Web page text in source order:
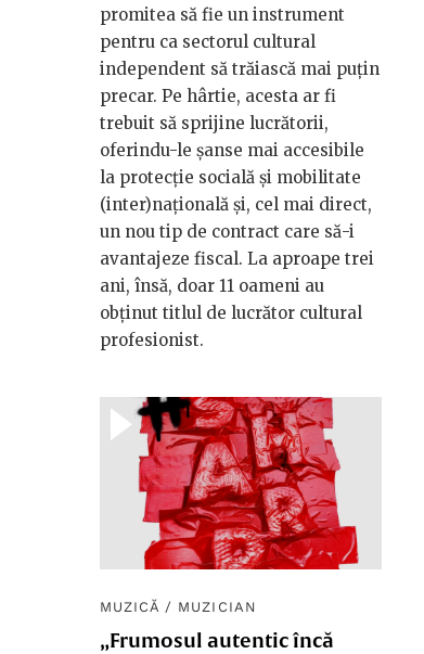
promitea să fie un instrument
pentru ca sectorul cultural
independent să trăiască mai puțin
precar. Pe hârtie, acesta ar fi
trebuit să sprijine lucrătorii,
oferindu-le șanse mai accesibile
la protecție socială și mobilitate
(inter)națională și, cel mai direct,
un nou tip de contract care să-i
avantajeze fiscal. La aproape trei
ani, însă, doar 11 oameni au
obținut titlul de lucrător cultural
profesionist.
MUZICĂ / MUZICIAN
„Frumosul autentic încă